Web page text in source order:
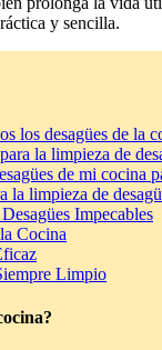
y sencilla.
los desagües de la
la limpieza de
de mi cocina
la limpieza de
Impecables
Cocina
Limpio